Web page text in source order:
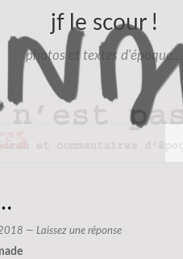
jf le scour !
photos et textes d'époque…
— Laissez une réponse